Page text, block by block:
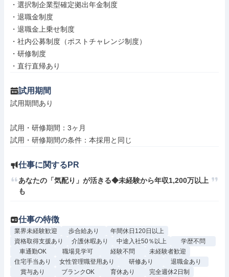
・選択制企業型確定拠出年金制度
・退職金制度
・退職金上乗せ制度
・社内公募制度（ポストチャレンジ制度）
・研修制度
・直行直帰あり
試用期間
試用期間あり
試用・研修期間：3ヶ月
仕事に関するPR
あなたの「気配り」が活きる◆未経験から年収1,200万以上
も
仕事の特徴
業界未経験歓迎 歩合給あり
年間休日120日以上
資格取得支援あり
介護休暇あり 中途入社50％以上
学歴不問
車通勤OK
職場見学可 経験不問
未経験者歓迎
住宅手当あり
女性管理職登用あり 研修あり
退職金あり
賞与あり
ブランクOK 育休あり
完全週休2日制